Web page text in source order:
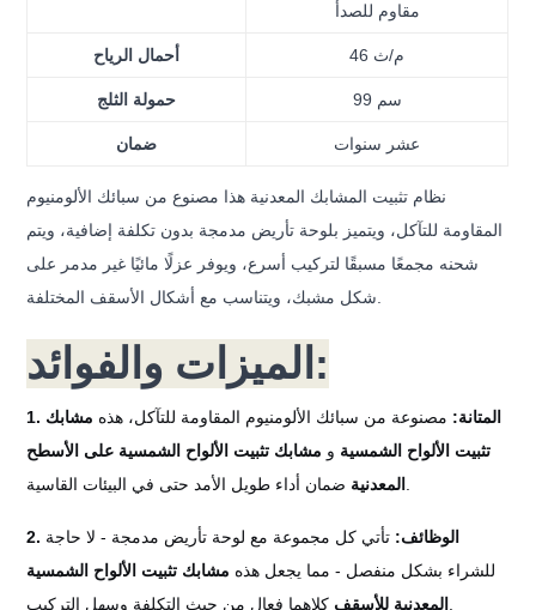
مقاوم للصدأ
أحمال الرياح 46 م/ث
حمولة الثلج 99 سم
ضمان عشر سنوات
نظام تثبيت المشابك المعدنية هذا مصنوع من سبائك الألومنيوم
المقاومة للتآكل، ويتميز بلوحة تأريض مدمجة بدون تكلفة إضافية، ويتم
شحنه مجمعًا مسبقًا لتركيب أسرع، ويوفر عزلًا مائيًا غير مدمر على
الميزات والفوائد:
1. المتانة: مصنوعة من سبائك الألومنيوم المقاومة للتآكل، هذه مشابك
تثبيت الألواح الشمسية و مشابك تثبيت الألواح الشمسية على الأسطح
المعدنية
2. الوظائف: تأتي كل مجموعة مع لوحة تأريض مدمجة - لا حاجة
للشراء بشكل منفصل - مما يجعل هذه مشابك تثبيت الألواح الشمسية
المعدنية للأسقف